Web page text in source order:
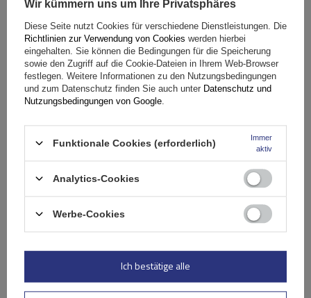
G3 Airflow 60.210 Dachträger für traditionelle und
integrierte Aluminiumschienen
149,99 €
Große Menge verfügbar Wir versenden schon am 11. August
In den
Wir kümmern uns um Ihre Privatsphäres
Diese Seite nutzt Cookies für verschiedene Dienstleistungen. Die
Richtlinien zur Verwendung von Cookies werden hierbei
eingehalten. Sie können die Bedingungen für die Speicherung
sowie den Zugriff auf die Cookie-Dateien in Ihrem Web-Browser
festlegen. Weitere Informationen zu den Nutzungsbedingungen
und zum Datenschutz finden Sie auch unter Datenschutz und
Nutzungsbedingungen von Google
Funktionale Cookies (erforderlich)
Immer
aktiv
Analytics-Cookies
Werbe-Cookies
Ich bestätige alle